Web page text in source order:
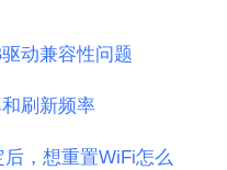
动兼容性问题
刷新频率
，想重置WiFi怎么